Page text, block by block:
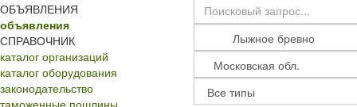
ОБЪЯВЛЕНИЯ
объявления
СПРАВОЧНИК
каталог организаций
каталог оборудования
законодательство
таможенные пошлины